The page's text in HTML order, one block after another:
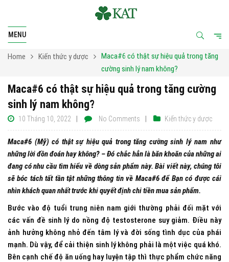
MENU
Home Kiến thức y dược
Maca#6 có thật sự hiệu quả trong tăng
cường sinh lý nam không?
Maca#6 có thật sự hiệu quả trong tăng cường
sinh lý nam không?
10 Tháng 10, 2022 Kiến thức y dược
No Comments
Maca#6 (Mỹ) có thật sự hiệu quả trong tăng cường sinh lý nam như
những lời đồn đoán hay không? – Đó chắc hẳn là băn khoăn của những ai
đang có nhu cầu tìm hiểu về dòng sản phẩm này. Bài viết này, chúng tôi
sẽ bóc tách tất tần tật những thông tin về Maca#6 để Bạn có được cái
nhìn khách quan nhất trước khi quyết định chi tiền mua sản phẩm.
Bước vào độ tuổi trung niên nam giới thường phải đối mặt với
các vấn đề sinh lý do nồng độ testosterone suy giảm. Điều này
ảnh hưởng không nhỏ đến tâm lý và đời sống tình dục của phái
mạnh. Dù vậy, để cải thiện sinh lý không phải là một việc quá khó.
Bên cạnh chế độ ăn uống hay luyện tập thì thực phẩm chức năng